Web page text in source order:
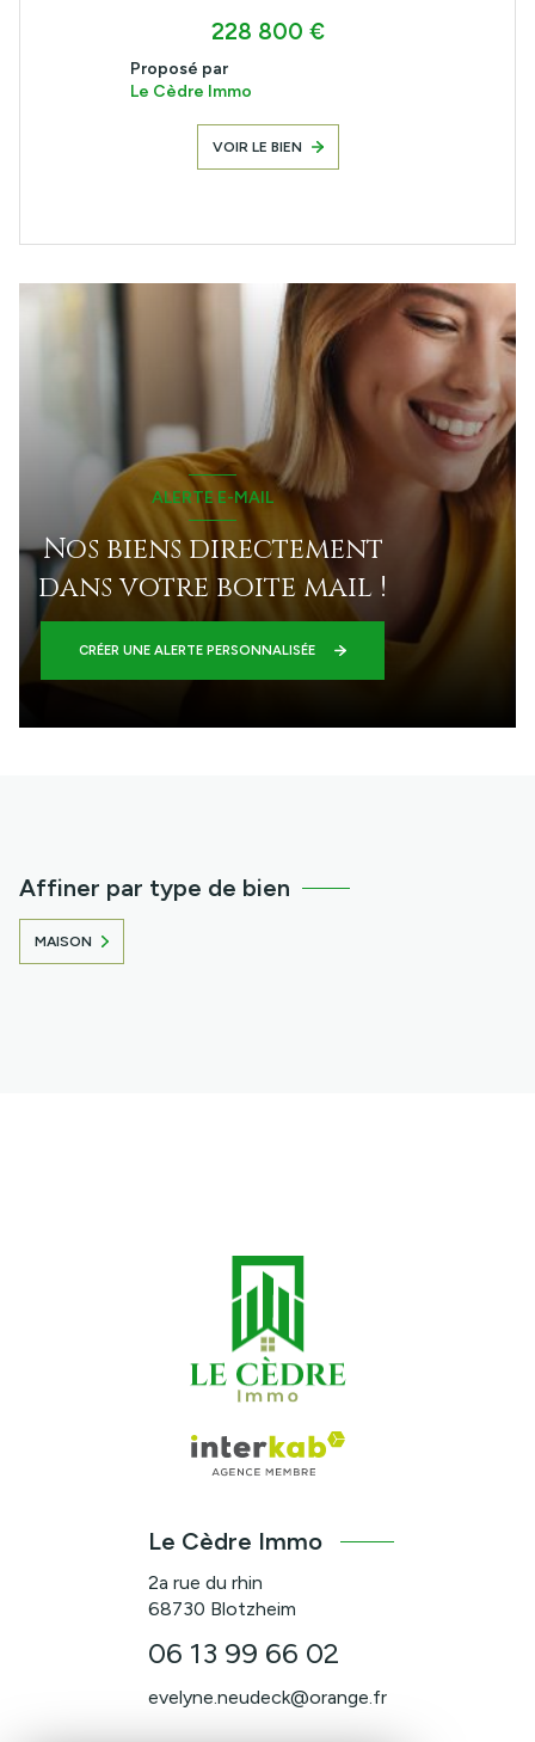
228 800 €
Proposé par
Le Cèdre Immo
VOIR LE BIEN
ALERTE E-MAIL
Nos biens directement
dans votre boite mail !
CRÉER UNE ALERTE PERSONNALISÉE
Affiner par type de bien
MAISON
Le Cèdre Immo
2a rue du rhin
68730 Blotzheim
06 13 99 66 02
evelyne.neudeck@orange.fr